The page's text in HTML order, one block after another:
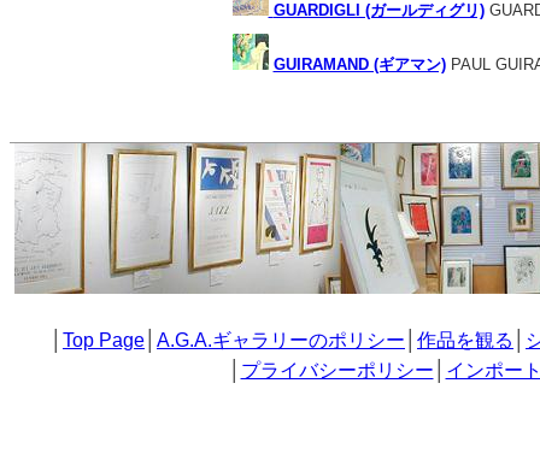
GUARDIGLI (ガールディグリ)
GUIRAMAND (ギアマン)PAUL
Top Page A.G.A.ギャラリーのポリシー 作品を観る
プライバシーポリシー インポー